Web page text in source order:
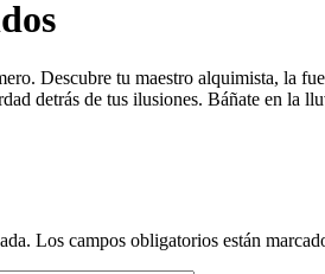
Descubre tu maestro alquimista, la
detrás de tus ilusiones. Báñate en la
Los campos obligatorios están